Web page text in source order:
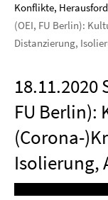
Konflikte,
(OEI, FU Berlin):
Distanzierung,
18.11.2020
FU Berlin):
(Corona-
Isolierung,